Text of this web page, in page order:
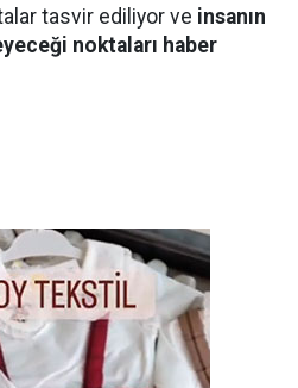
tasvir ediliyor ve insanın
noktaları haber